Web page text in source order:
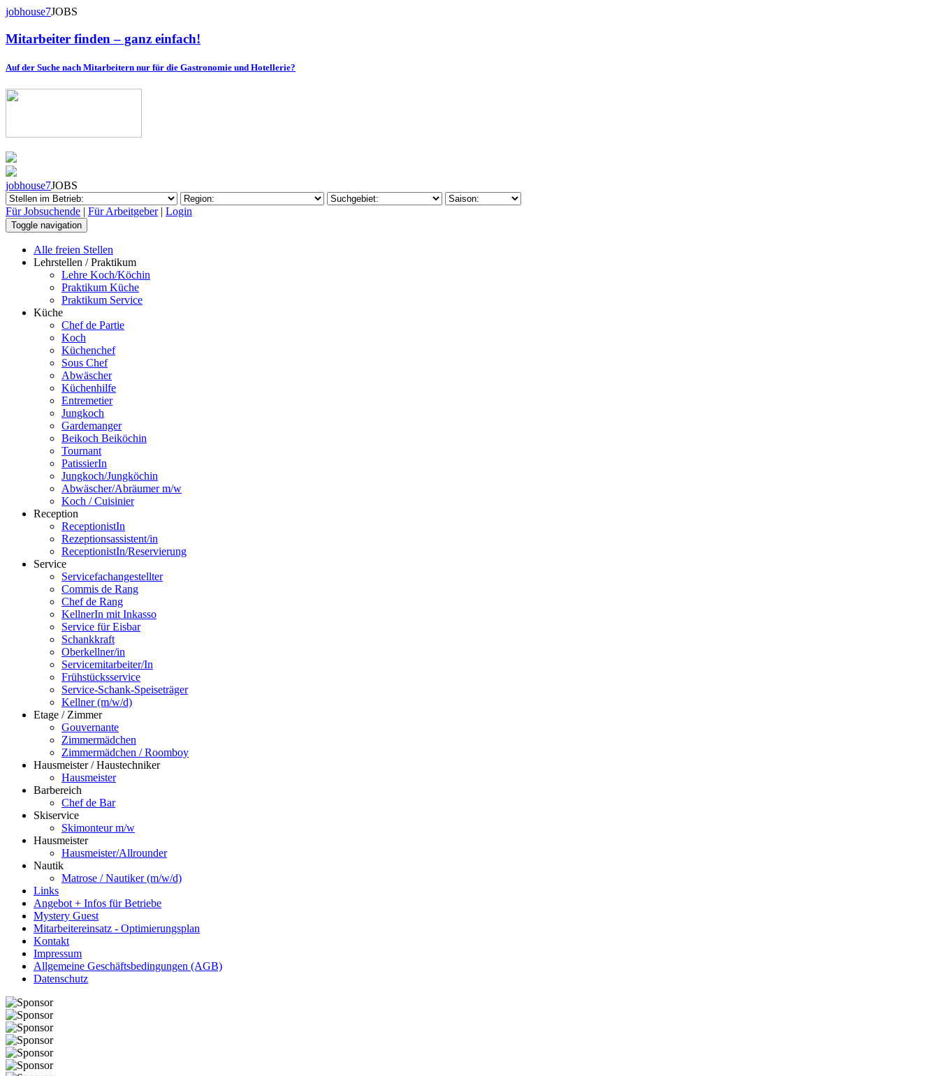
jobhouse7JOBS
Mitarbeiter finden – ganz einfach!
Auf der Suche nach Mitarbeitern nur für die Gastronomie und Hotellerie?
jobhouse7JOBS
Für Jobsuchende | Für Arbeitgeber| Login
Toggle navigation
Alle freien Stellen
Lehrstellen / Praktikum
Lehre Koch/Köchin
Praktikum Küche
Praktikum Service
Küche
Chef de Partie
Koch
Küchenchef
Sous Chef
Abwäscher
Küchenhilfe
Entremetier
Jungkoch
Gardemanger
Beikoch Beiköchin
Tournant
PatissierIn
Jungkoch/Jungköchin
Abwäscher/Abräumer m/w
Koch / Cuisinier
Reception
ReceptionistIn
Rezeptionsassistent/in
ReceptionistIn/Reservierung
Service
Servicefachangestellter
Commis de Rang
Chef de Rang
KellnerIn mit Inkasso
Service für Eisbar
Schankkraft
Oberkellner/in
Servicemitarbeiter/In
Frühstücksservice
Service-Schank-Speiseträger
Kellner (m/w/d)
Etage / Zimmer
Gouvernante
Zimmermädchen
Zimmermädchen / Roomboy
Hausmeister / Haustechniker
Hausmeister
Barbereich
Chef de Bar
Skiservice
Skimonteur m/w
Hausmeister
Hausmeister/Allrounder
Nautik
Matrose / Nautiker (m/w/d)
Links
Angebot + Infos für Betriebe
Mystery Guest
Mitarbeitereinsatz - Optimierungsplan
Kontakt
Impressum
Allgemeine Geschäftsbedingungen (AGB)
Datenschutz